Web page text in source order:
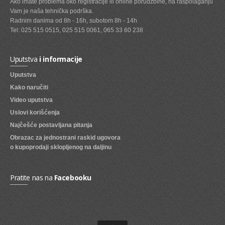
SVEZE VOCE
SVEZE POVRCE
DZEMOVI, MARMALADE I MED
BOMBONI
ZVAKE
LIZALICE
COKOLADE
KREMOVI
BOMBONJERE I PRALINE
MALE COKOLADE I BAROVI
KEKSOVI
KEKS STRUDLE
Ako imate problema oko registracije ili online porudžbine, na raspolaganju
Vam je naša tehnička podrška.
Radnim danima od 8h - 16h, subotom 8h - 14h
Tel: 025 515 0515, 025 515 0061, 065 33 60 238
Uputstvai informacije
Uputstva
Kako naručiti
Video uputstva
Uslovi korišćenja
Najčešće postavljana pitanja
Obrazac za jednostrani raskid ugovora
o kupoprodaji sklopljenog na daljinu
Pratite nas na Facebooku